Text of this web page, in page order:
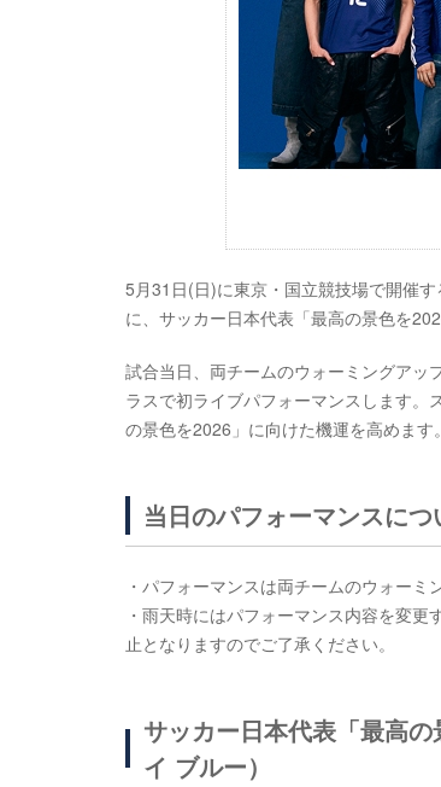
5月31日(日)に東京・国立競技場で開催
に、サッカー日本代表「最高の景色を
試合当日、両チームのウォーミングアッ
ラスで初ライブパフォーマンスします。
の景色を2026」に向けた機運を高めます。
当日のパフォーマンスにつ
・パフォーマンスは両チームのウォーミ
・雨天時にはパフォーマンス内容を変
止となりますのでご了承ください。
サッカー日本代表「最高
イ ブルー）